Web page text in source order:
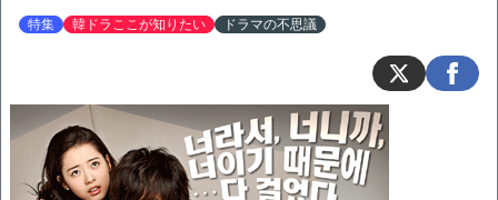
特集 韓ドラここが知りたい ドラマの不思議